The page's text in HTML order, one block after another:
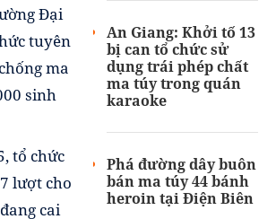
An Giang: Khởi tố 13
bị can tổ chức sử
dụng trái phép chất
ma túy trong quán
karaoke
Phá đường dây buôn
bán ma túy 44 bánh
heroin tại Điện Biên
Đại
tuyên
ma
sinh
tổ chức
lượt cho
cai